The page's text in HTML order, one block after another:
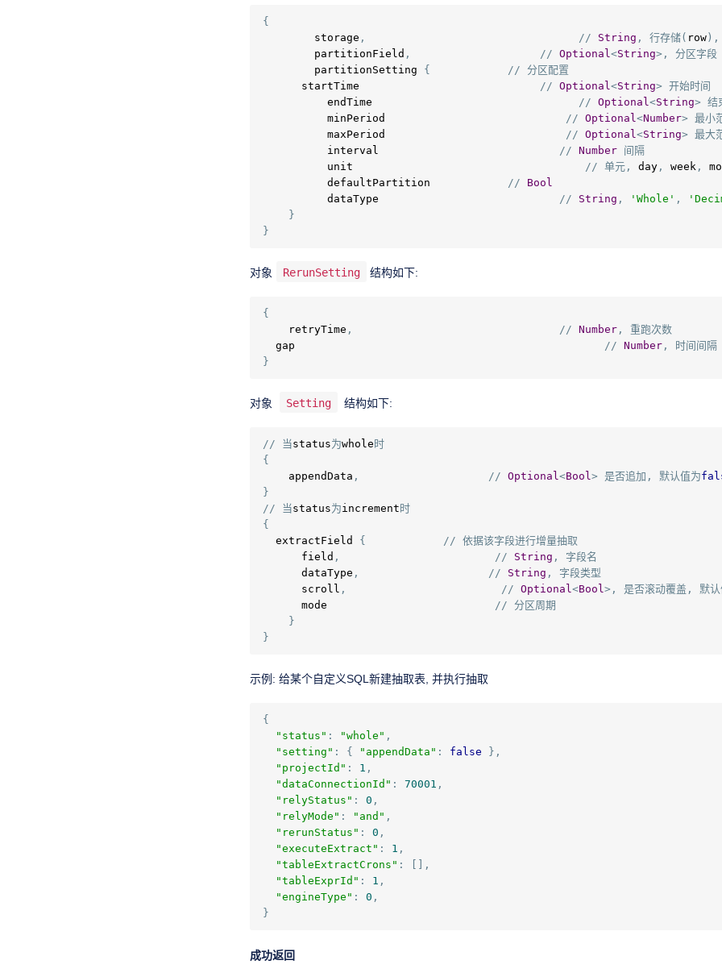
{
        storage
, // String , 行存储( row ),
        partitionField
, // Optional<String>,
分区字段
        partitionSetting
{ // 分区配置
      startTime
// Optional<String> 开始时间
          endTime
// Optional<String> 结
          minPeriod
// Optional<Number> 最小
          maxPeriod
// Optional<String> 最大
          interval
// Number 间隔
          unit
// 单元, day , week ,
          defaultPartition
//
Bool
          dataType
// String , 'Whole' ,
}
}
对象 RerunSetting 结构如下:
{
    retryTime
, // Number ,
重跑次数
  gap
// Number ,
时间间隔
}
对象 Setting 结构如下:
// 当status为whole 时
{
    appendData
, // Optional<Bool> 是否追加, 默认值为
}
//
当status为increment 时
{
  extractField
{ // 依据该字段进行增量抽取
      field
, // String ,
字段名
      dataType
, // String ,
字段类型
      scroll
, // Optional<Bool>, 是否滚动覆盖, 默
      mode
// 分区周期
}
}
示例: 给某个自定义SQL新建抽取表, 并执行抽取
{
"status" : "whole" ,
"setting" : { "appendData" : false
},
"projectId" : 1 ,
"dataConnectionId" : 70001 ,
"relyStatus" : 0 ,
"relyMode" : "and" ,
"rerunStatus" : 0 ,
"executeExtract" : 1 ,
"tableExtractCrons" :
[],
"tableExprId" : 1 ,
"engineType" : 0 ,
}
成功返回